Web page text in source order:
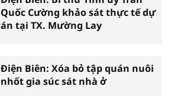
Quốc Cường khảo sát thực tế dự
án tại TX. Mường Lay
Điện Biên: Xóa bỏ tập quán nuôi
nhốt gia súc sát nhà ở